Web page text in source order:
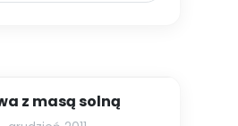
z masą solną